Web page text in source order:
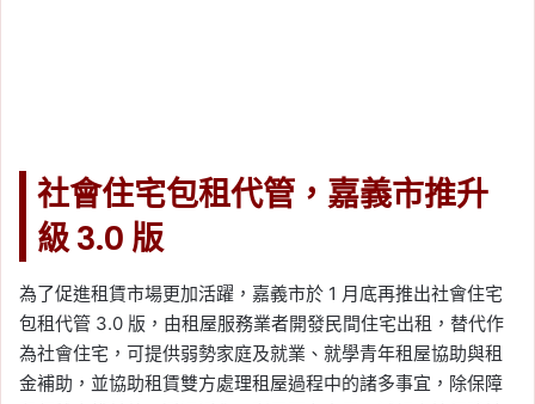
社會住宅包租代管，嘉義市推升
級 3.0 版
為了促進租賃市場更加活躍，嘉義市於 1 月底再推出社會住宅
包租代管 3.0 版，由租屋服務業者開發民間住宅出租，替代作
為社會住宅，可提供弱勢家庭及就業、就學青年租屋協助與租
金補助，並協助租賃雙方處理租屋過程中的諸多事宜，除保障